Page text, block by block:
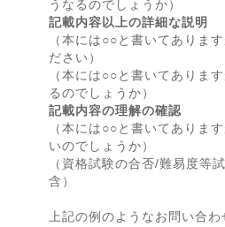
うなるのでしょうか）
記載内容以上の詳細な説明
（本には○○と書いてありま
ださい）
（本には○○と書いてありま
るのでしょうか）
記載内容の理解の確認
（本には○○と書いてありま
いのでしょうか）
（資格試験の合否/難易度等
含）
上記の例のようなお問い合